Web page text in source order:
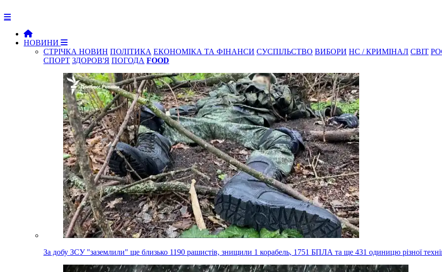
НОВИНИ
СТРІЧКА НОВИН ПОЛІТИКА ЕКОНОМІКА ТА ФІНАНСИ СУСПІЛЬСТВО ВИБОРИ НС / КРИМІНАЛ СВІТ
СПОРТ ЗДОРОВ'Я ПОГОДА FOOD
За добу ЗСУ "заземлили" ще близько 1190 рашистів, знищили 1 корабель, 1751 БПЛА та ще 431 одиницю різної